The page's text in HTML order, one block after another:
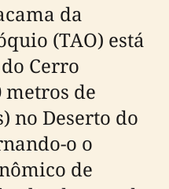
da
(TAO) está
Cerro
metros de
no Deserto do
o o
de